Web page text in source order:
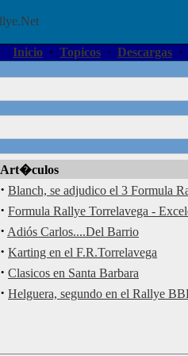
Inicio · Topicos · Descargas ·
Art�culos
· Blanch, se adjudico el 3 Formula
· Formula Rallye Torrelavega -
· Adiós Carlos....Del Barrio
· Karting en el F.R.Torrelavega
· Clasicos en Santa Barbara
· Helguera, segundo en el Rallye